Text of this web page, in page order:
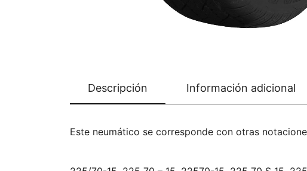
Descripción Información adicional
Este neumático se corresponde con otras